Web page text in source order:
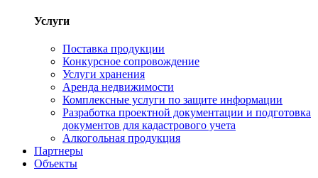
Услуги
Поставка продукции
Конкурсное сопровождение
Услуги хранения
Аренда недвижимости
Комплексные услуги по защите информации
Разработка проектной документации и подготовка
документов для кадастрового учета
Алкогольная продукция
Партнеры
Объекты